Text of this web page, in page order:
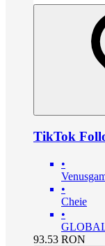
TikTok
•
•
Cheie
•
93.53 RON